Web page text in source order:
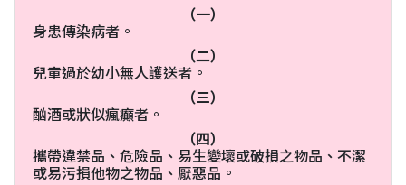
（一）
身患傳染病者。
（二）
兒童過於幼小無人護送者。
（三）
酗酒或狀似瘋癲者。
（四）
攜帶違禁品、危險品、易生變壞或破損之物品、不潔
或易污損他物之物品、厭惡品。